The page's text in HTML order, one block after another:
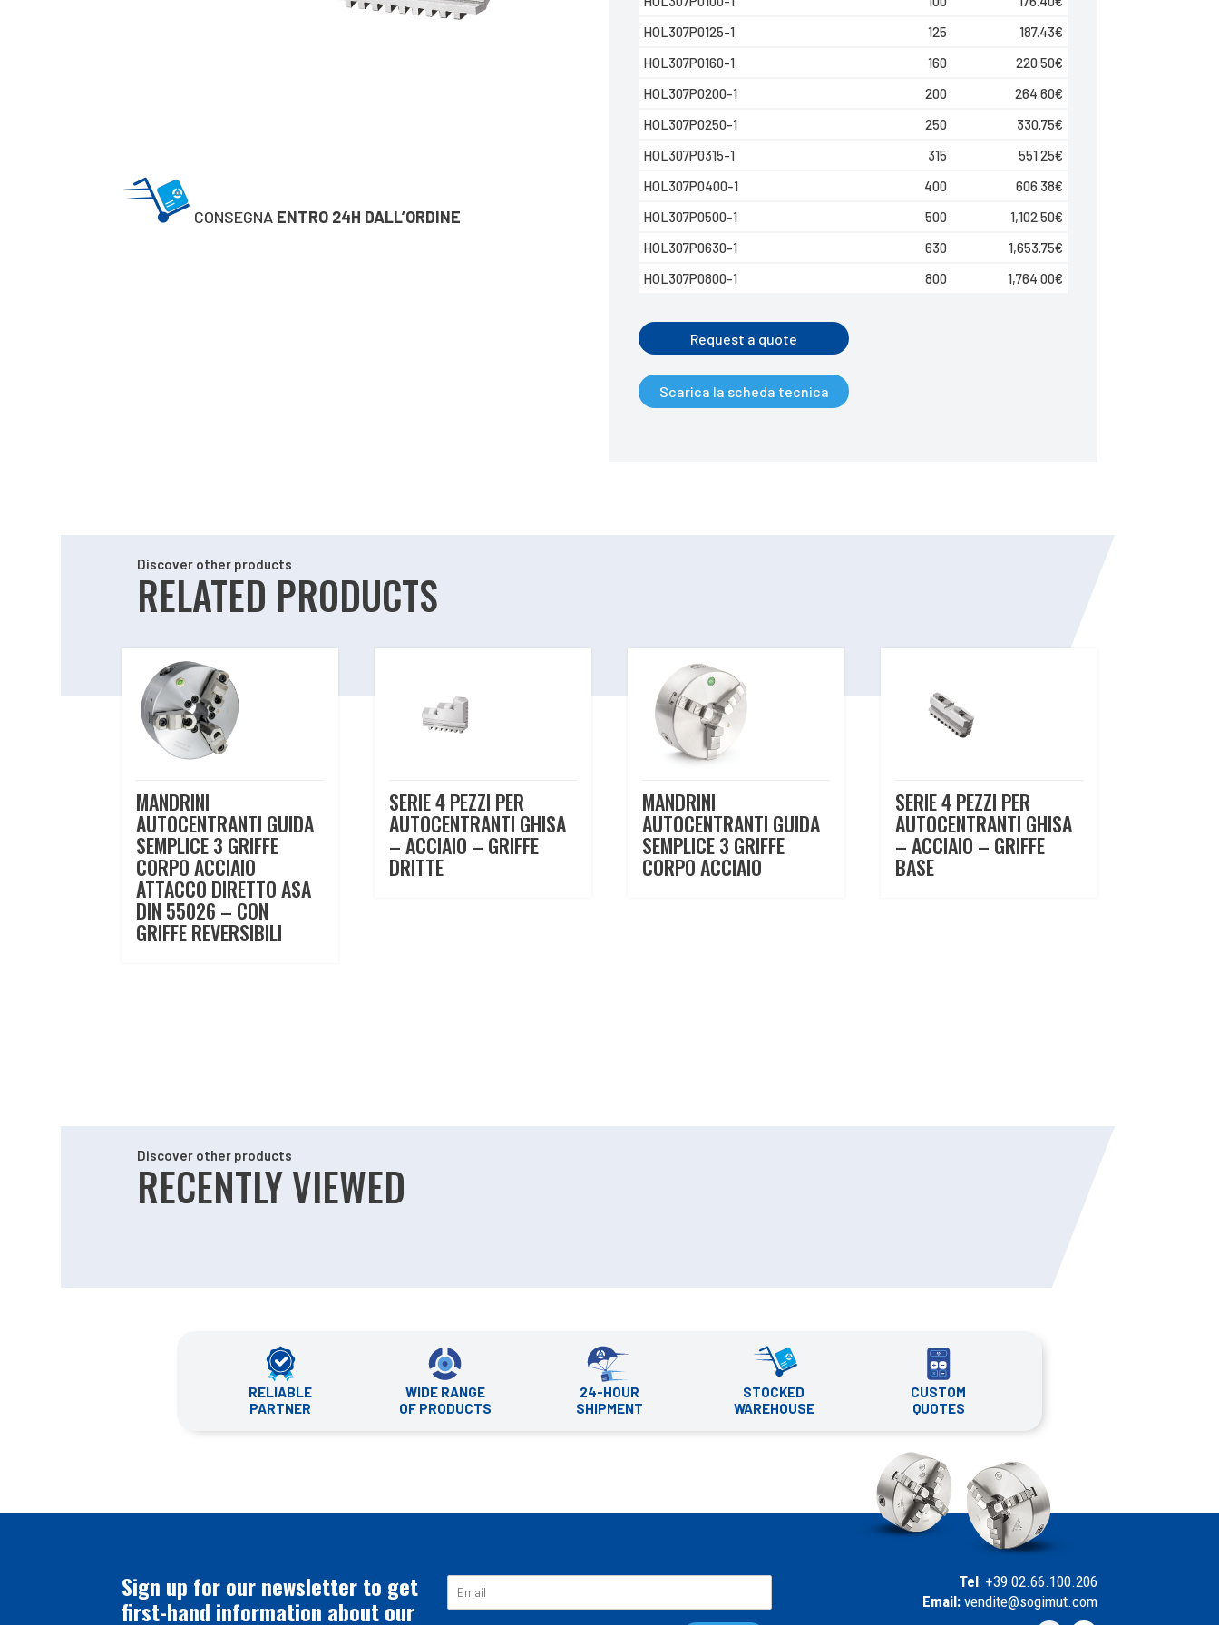
CONSEGNA ENTRO 24H DALL’ORDINE
HOL307P0125-1
125 187.43€
HOL307P0160-1
160 220.50€
HOL307P0200-1
200 264.60€
HOL307P0250-1
250 330.75€
HOL307P0315-1
315 551.25€
HOL307P0400-1
400 606.38€
HOL307P0500-1
500 1,102.50€
HOL307P0630-1
630 1,653.75€
HOL307P0800-1
800 1,764.00€
Request a quote
Scarica la scheda tecnica
Discover other products
RELATED PRODUCTS
Related products
MANDRINI
AUTOCENTRANTI GUIDA
SEMPLICE 3 GRIFFE
CORPO ACCIAIO
ATTACCO DIRETTO ASA
DIN 55026 – CON
GRIFFE REVERSIBILI
SERIE 4 PEZZI PER
AUTOCENTRANTI GHISA
– ACCIAIO – GRIFFE
DRITTE
MANDRINI
AUTOCENTRANTI GUIDA
SEMPLICE 3 GRIFFE
CORPO ACCIAIO
SERIE 4 PEZZI PER
AUTOCENTRANTI GHISA
– ACCIAIO – GRIFFE
BASE
Discover other products
RECENTLY VIEWED
RELIABLE
PARTNER
WIDE RANGE
OF PRODUCTS
24-HOUR
SHIPMENT
STOCKED
WAREHOUSE
CUSTOM
QUOTES
Sign up for our newsletter to get
first-hand information about our
Tel: +39 02.66.100.206
Email:vendite@sogimut.com